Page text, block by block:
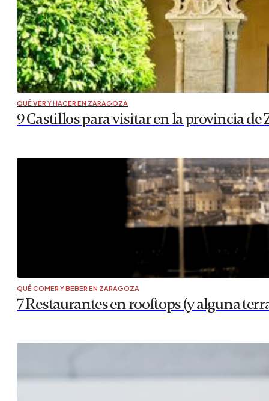
QUÉ VER Y HACER EN ZARAGOZA
9 Castillos para visitar en la provincia
QUÉ COMER Y BEBER EN ZARAGOZA
7 Restaurantes en rooftops (y alguna